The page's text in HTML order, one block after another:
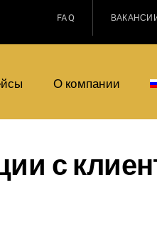
FAQ
О компании
с